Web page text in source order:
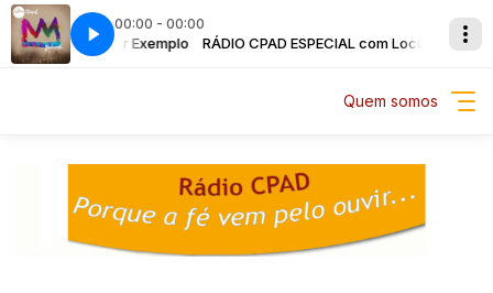
00:00 - 00:00
com Locutor Exemplo RÁDIO CPAD ESPECIAL com Locutor Exemplo
Stronger - Hillsong Chapel
Quem somos